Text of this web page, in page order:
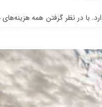
با در نظر گرفتن همه